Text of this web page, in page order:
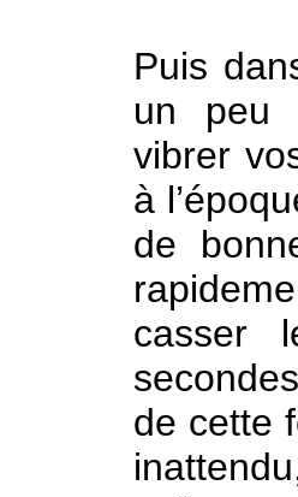
Puis
un peu
vibrer
à
de
casser
de cette